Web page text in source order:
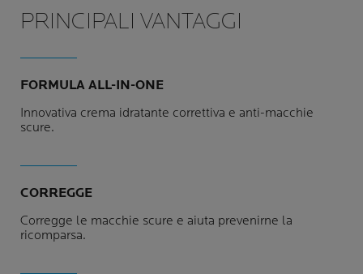
PRINCIPALI VANTAGGI
FORMULA ALL-IN-ONE
Innovativa crema idratante correttiva e anti-macchie
scure.
CORREGGE
Corregge le macchie scure e aiuta prevenirne la
ricomparsa.